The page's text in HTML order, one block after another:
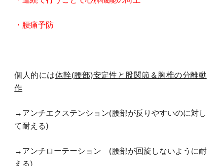
・腰痛予防
個人的には体幹(腰部)安定性と股関節＆胸椎の分離動
作
→アンチエクステンション(腰部が反りやすいのに対し
て耐える)
→アンチローテーション (腰部が回旋しないように耐
える)